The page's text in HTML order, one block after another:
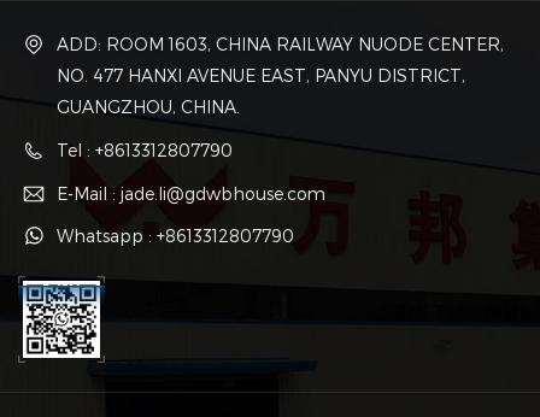
ADD: ROOM 1603, CHINA RAILWAY NUODE CENTER,
NO. 477 HANXI AVENUE EAST, PANYU DISTRICT,
GUANGZHOU, CHINA.
Tel : +8613312807790
E-Mail : jade.li@gdwbhouse.com
Whatsapp : +8613312807790